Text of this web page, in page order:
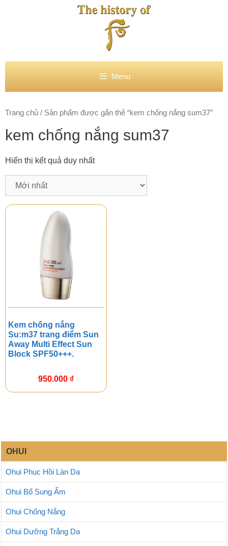
Menu
Trang chủ / Sản phẩm được gắn thẻ “kem chống nắng sum37”
kem chống nắng sum37
Hiển thị kết quả duy nhất
Kem chống nắng
Su:m37 trang điểm Sun
Away Multi Effect Sun
Block SPF50+++.
950.000 ₫
OHUI
Ohui Phục Hồi Làn Da
Ohui Bổ Sung Ẩm
Ohui Chống Nắng
Ohui Dưỡng Trắng Da